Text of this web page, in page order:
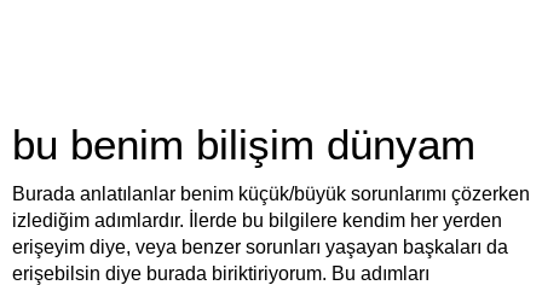
bu benim bilişim dünyam
Burada anlatılanlar benim küçük/büyük sorunlarımı çözerken
izlediğim adımlardır. İlerde bu bilgilere kendim her yerden
erişeyim diye, veya benzer sorunları yaşayan başkaları da
erişebilsin diye burada biriktiriyorum. Bu adımları